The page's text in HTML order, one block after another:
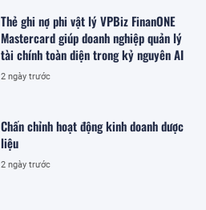
Thẻ ghi nợ phi vật lý VPBiz FinanONE
Mastercard giúp doanh nghiệp quản lý
tài chính toàn diện trong kỷ nguyên AI
2 ngày trước
Chấn chỉnh hoạt động kinh doanh dược
liệu
2 ngày trước